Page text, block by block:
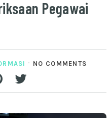
Pegawai
NO COMMENTS